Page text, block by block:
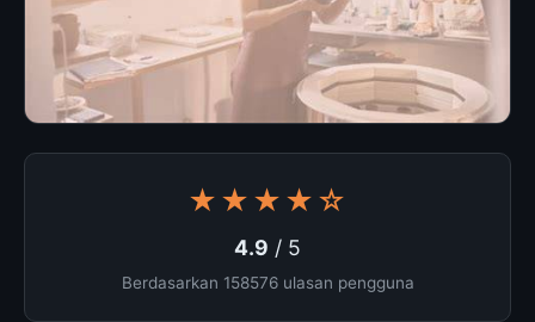
★★★★☆
4.9 / 5
Berdasarkan 158576 ulasan pengguna